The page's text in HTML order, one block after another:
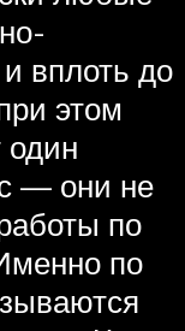
вплоть до
этом
— они не
по
по